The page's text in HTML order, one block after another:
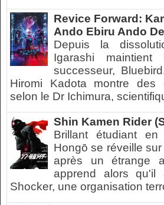
Revice Forward:
Ando Ebiru Ando
Depuis la
Igarashi
successeur,
Hiromi Kadota montre des
selon le Dr Ichimura,
Shin Kamen Rider
Brillant étudiant en
Hongō se réveille
après un étrange
apprend alors
Shocker, une organisation